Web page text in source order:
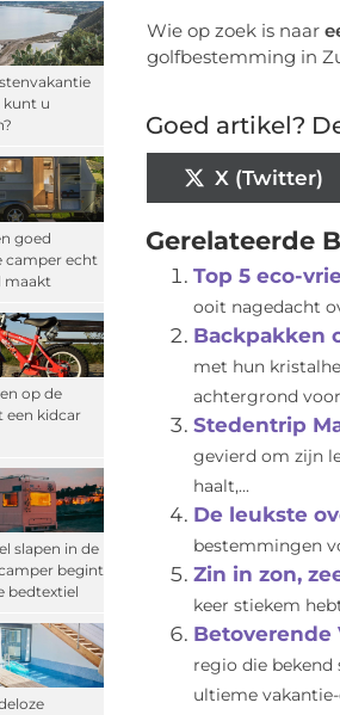
kunt u
goed
camper echt
maakt
op de
een kidcar
slapen in de
begint
bedtextiel
Wie op zoek is naar
golfbestemming in
Goed artikel?
X (Twitter)
Gerelateerde
Top 5 eco-
ooit nagedacht
Backpakken
met hun
achtergrond
Stedentrip
gevierd om zijn
haalt,...
De leukste
bestemmingen
Zin in zon,
keer stiekem
Betoverende
regio die bekend
ultieme